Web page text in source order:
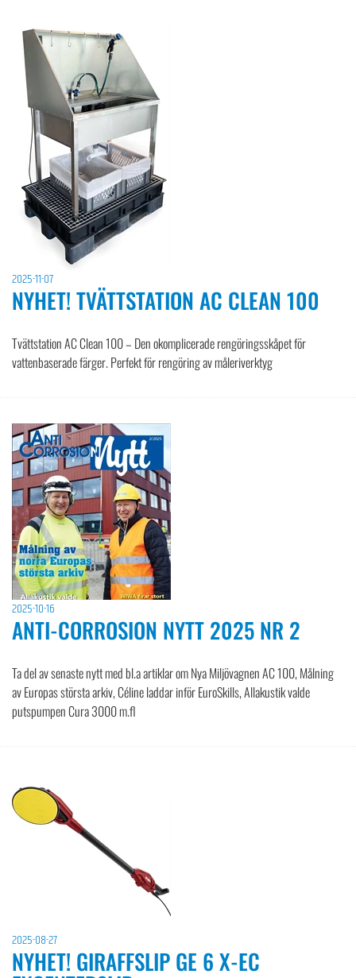
2025-11-07
NYHET! TVÄTTSTATION AC CLEAN 100
Tvättstation AC Clean 100 – Den okomplicerade rengöringsskåpet för
vattenbaserade färger. Perfekt för rengöring av måleriverktyg
2025-10-16
ANTI-CORROSION NYTT 2025 NR 2
Ta del av senaste nytt med bl.a artiklar om Nya Miljövagnen AC 100, Målning
av Europas största arkiv, Céline laddar inför EuroSkills, Allakustik valde
putspumpen Cura 3000 m.fl
2025-08-27
NYHET! GIRAFFSLIP GE 6 X-EC